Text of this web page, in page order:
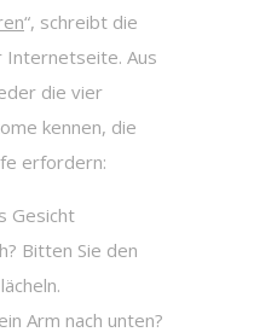
“, schreibt die
Internetseite. Aus
die vier
kennen, die
erfordern:
Gesicht
Bitten Sie den
Arm nach unten?